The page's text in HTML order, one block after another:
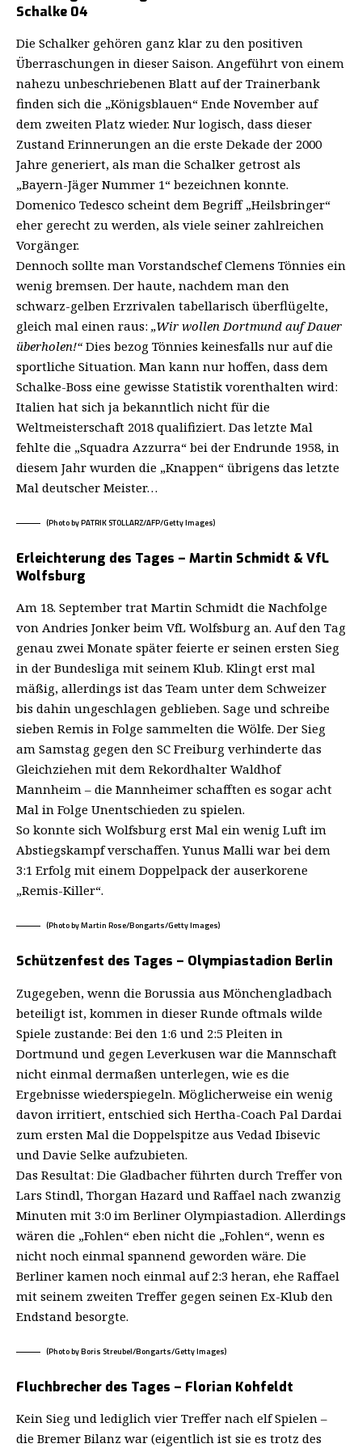
Schalke 04
Die Schalker gehören ganz klar zu den positiven
Überraschungen in dieser Saison. Angeführt von einem
nahezu unbeschriebenen Blatt auf der Trainerbank
finden sich die „Königsblauen“ Ende November auf
dem zweiten Platz wieder. Nur logisch, dass dieser
Zustand Erinnerungen an die erste Dekade der 2000
Jahre generiert, als man die Schalker getrost als
„Bayern-Jäger Nummer 1“ bezeichnen konnte.
Domenico Tedesco scheint dem Begriff „Heilsbringer“
eher gerecht zu werden, als viele seiner zahlreichen
Vorgänger.
Dennoch sollte man Vorstandschef Clemens Tönnies ein
wenig bremsen. Der haute, nachdem man den
schwarz-gelben Erzrivalen tabellarisch überflügelte,
gleich mal einen raus: „Wir wollen Dortmund auf Dauer
überholen!“Dies bezog Tönnies keinesfalls nur auf die
sportliche Situation. Man kann nur hoffen, dass dem
Schalke-Boss eine gewisse Statistik vorenthalten wird:
Italien hat sich ja bekanntlich nicht für die
Weltmeisterschaft 2018 qualifiziert. Das letzte Mal
fehlte die „Squadra Azzurra“ bei der Endrunde 1958, in
diesem Jahr wurden die „Knappen“ übrigens das letzte
Mal deutscher Meister…
(Photo by PATRIK STOLLARZ/AFP/Getty Images)
Erleichterung des Tages – Martin Schmidt & VfL
Wolfsburg
Am 18. September trat Martin Schmidt die Nachfolge
von Andries Jonker beim VfL Wolfsburg an. Auf den Tag
genau zwei Monate später feierte er seinen ersten Sieg
in der Bundesliga mit seinem Klub. Klingt erst mal
mäßig, allerdings ist das Team unter dem Schweizer
bis dahin ungeschlagen geblieben. Sage und schreibe
sieben Remis in Folge sammelten die Wölfe. Der Sieg
am Samstag gegen den SC Freiburg verhinderte das
Gleichziehen mit dem Rekordhalter Waldhof
Mannheim – die Mannheimer schafften es sogar acht
Mal in Folge Unentschieden zu spielen.
So konnte sich Wolfsburg erst Mal ein wenig Luft im
Abstiegskampf verschaffen. Yunus Malli war bei dem
3:1 Erfolg mit einem Doppelpack der auserkorene
„Remis-Killer“.
(Photo by Martin Rose/Bongarts/Getty Images)
Schützenfest des Tages – Olympiastadion Berlin
Zugegeben, wenn die Borussia aus Mönchengladbach
beteiligt ist, kommen in dieser Runde oftmals wilde
Spiele zustande: Bei den 1:6 und 2:5 Pleiten in
Dortmund und gegen Leverkusen war die Mannschaft
nicht einmal dermaßen unterlegen, wie es die
Ergebnisse wiederspiegeln. Möglicherweise ein wenig
davon irritiert, entschied sich Hertha-Coach Pal Dardai
zum ersten Mal die Doppelspitze aus Vedad Ibisevic
und Davie Selke aufzubieten.
Das Resultat: Die Gladbacher führten durch Treffer von
Lars Stindl, Thorgan Hazard und Raffael nach zwanzig
Minuten mit 3:0 im Berliner Olympiastadion. Allerdings
wären die „Fohlen“ eben nicht die „Fohlen“, wenn es
nicht noch einmal spannend geworden wäre. Die
Berliner kamen noch einmal auf 2:3 heran, ehe Raffael
mit seinem zweiten Treffer gegen seinen Ex-Klub den
Endstand besorgte.
(Photo by Boris Streubel/Bongarts/Getty Images)
Fluchbrecher des Tages – Florian Kohfeldt
Kein Sieg und lediglich vier Treffer nach elf Spielen –
die Bremer Bilanz war (eigentlich ist sie es trotz des